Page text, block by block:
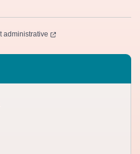
administrative (ouverture dans un
dans un nouvel onglet)
dans un nouvel onglet)